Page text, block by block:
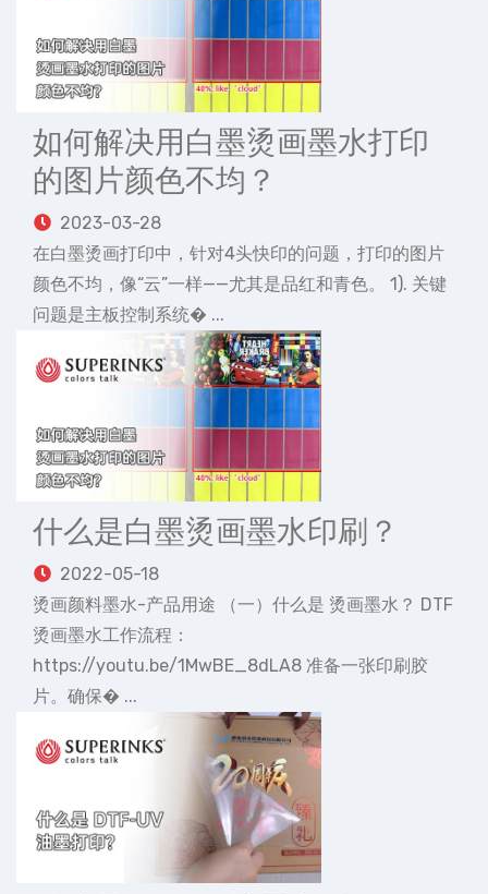
如何解决用白墨烫画墨水打印
的图片颜色不均？
2023-03-28
在白墨烫画打印中，针对4头快印的问题，打印的图片
颜色不均，像“云”一样——尤其是品红和青色。 1). 关键
问题是主板控制系统� ...
什么是白墨烫画墨水印刷？
2022-05-18
烫画颜料墨水-产品用途 （一）什么是 烫画墨水？ DTF
烫画墨水工作流程：
https://youtu.be/1MwBE_8dLA8 准备一张印刷胶
片。确保� ...